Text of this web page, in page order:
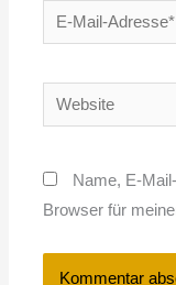
E-
Mail-
Website
Name, E-
Browser für